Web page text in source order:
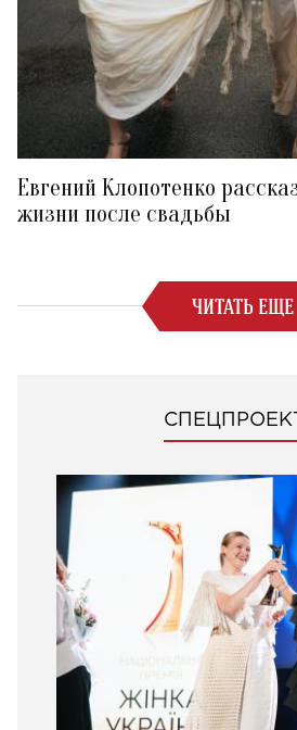
Евгений Клопотенко
жизни после свадьбы
ЧИТАТЬ ЕЩЕ